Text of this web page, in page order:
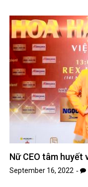
Nữ CEO tâm huyết
September 16, 2022